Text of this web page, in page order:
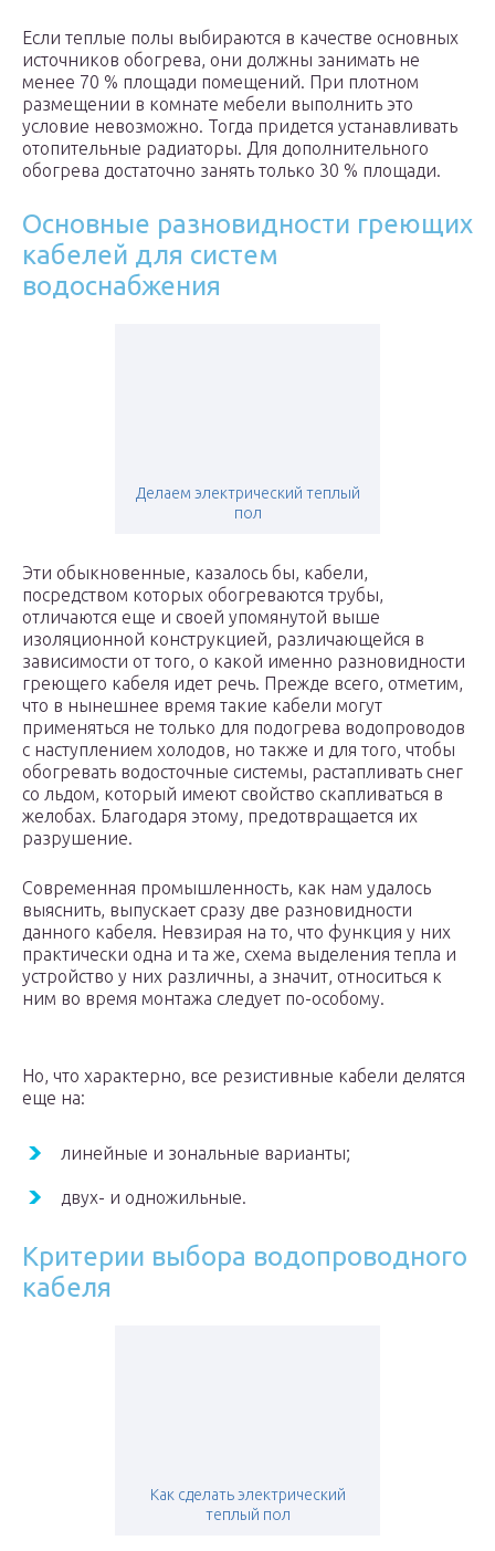
Если теплые полы выбираются в качестве основных
источников обогрева, они должны занимать не
менее 70 % площади помещений. При плотном
размещении в комнате мебели выполнить это
условие невозможно. Тогда придется устанавливать
отопительные радиаторы. Для дополнительного
обогрева достаточно занять только 30 % площади.
Основные разновидности греющих
кабелей для систем
водоснабжения
Делаем электрический теплый
пол
Эти обыкновенные, казалось бы, кабели,
посредством которых обогреваются трубы,
отличаются еще и своей упомянутой выше
изоляционной конструкцией, различающейся в
зависимости от того, о какой именно разновидности
греющего кабеля идет речь. Прежде всего, отметим,
что в нынешнее время такие кабели могут
применяться не только для подогрева водопроводов
с наступлением холодов, но также и для того, чтобы
обогревать водосточные системы, растапливать снег
со льдом, который имеют свойство скапливаться в
желобах. Благодаря этому, предотвращается их
разрушение.
Современная промышленность, как нам удалось
выяснить, выпускает сразу две разновидности
данного кабеля. Невзирая на то, что функция у них
практически одна и та же, схема выделения тепла и
устройство у них различны, а значит, относиться к
ним во время монтажа следует по-особому.
Но, что характерно, все резистивные кабели делятся
еще на:
линейные и зональные варианты;
двух- и одножильные.
Критерии выбора водопроводного
кабеля
Как сделать электрический
теплый пол